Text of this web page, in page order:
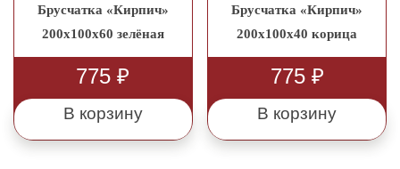
Брусчатка «Кирпич»
200x100x60 зелёная
775₽
В корзину
Брусчатка «Кирпич»
200x100x40 корица
775 ₽
В корзину